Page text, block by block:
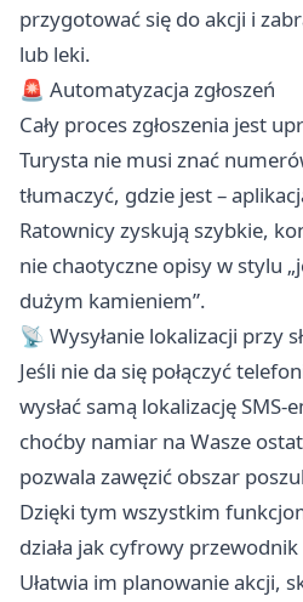
przygotować się do akcji i
lub leki.
🚨 Automatyzacja zgłoszeń
Cały proces zgłoszenia jest
Turysta nie musi znać
tłumaczyć, gdzie jest –
Ratownicy zyskują szybkie,
nie chaotyczne opisy w stylu
dużym kamieniem”.
📡 Wysyłanie lokalizacji przy
Jeśli nie da się połączyć
wysłać samą lokalizację
choćby namiar na Wasze
pozwala zawęzić obszar
Dzięki tym wszystkim
działa jak cyfrowy
Ułatwia im planowanie akcji,